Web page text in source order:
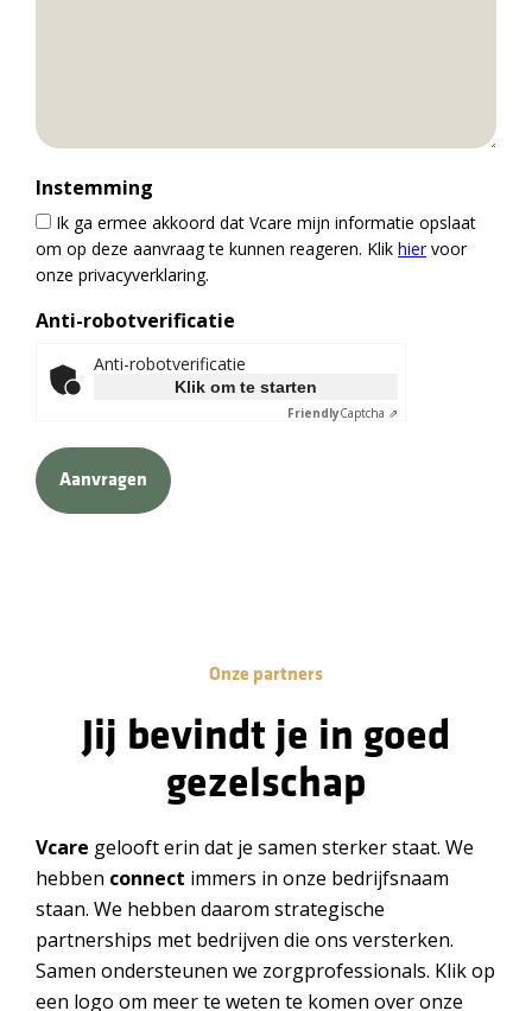
Instemming
Ik ga ermee akkoord dat Vcare mijn informatie opslaat
om op deze aanvraag te kunnen reageren. Klik hiervoor
onze privacyverklaring.
Anti-robotverificatie
Anti-robotverificatie
Klik om te starten
FriendlyCaptcha ⇗
Onze partners
Jij bevindt je in goed
gezelschap
Vcare gelooft erin dat je samen sterker staat. We
hebben connect immers in onze bedrijfsnaam
staan. We hebben daarom strategische
partnerships met bedrijven die ons versterken.
Samen ondersteunen we zorgprofessionals. Klik op
een logo om meer te weten te komen over onze